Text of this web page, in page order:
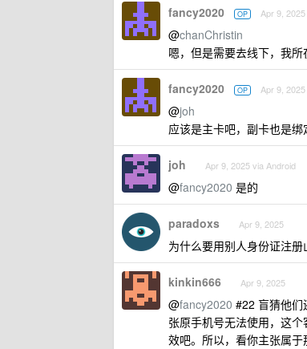
fancy2020 OP Apr 9, 2025
@chanChristin
嗯，但是需要去线下，我
fancy2020 OP Apr 9, 2025
@joh
应该是主卡吧，副卡也是绑
joh Apr 9, 2025 via Android
@fancy2020 是的
paradoxs Apr 9, 2025
为什么要用别人身份证注
kinkin666 Apr 9, 2025
@fancy2020 #22 盲猜他们
张原手机号无法使用，这
效吧。所以，看你主张属